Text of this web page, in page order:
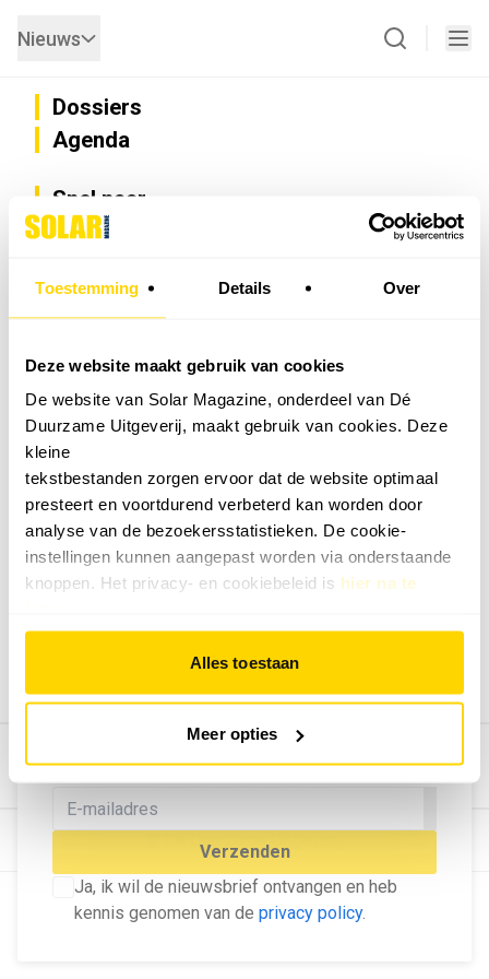
Toestemming Details Over
Deze website maakt gebruik van cookies
De website van Solar Magazine, onderdeel van Dé
Duurzame Uitgeverij, maakt gebruik van cookies. Deze
kleine
tekstbestanden zorgen ervoor dat de website optimaal
presteert en voortdurend verbeterd kan worden door
analyse van de bezoekersstatistieken. De cookie-
instellingen kunnen aangepast worden via onderstaande
knoppen. Het privacy- en cookiebeleid is hier na te
Alles toestaan
Meer opties
MELD U AAN VOOR ONZE
NIEUWSBRIEF
Blijf op de hoogte van het laatste nieuws!
Verzenden
Ja, ik wil de nieuwsbrief ontvangen en heb
kennis genomen van de privacy policy.
Nieuws
Dossiers
Agenda
Snel naar
Privacy
Nieuwsbrief
Vacatures
Installateurzoeker
Cookievoorkeuren wijzigen
English
Geef ons feedback
Vertel ons wat je van onze website vindt.
Tip de redactie
Bekijk hier de mogelijkheden.
© Dé Duurzame Uitgeverij